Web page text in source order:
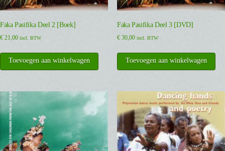
Faka Pasifika Deel 2 [Boek]
€ 21,00 incl. BTW
Toevoegen aan winkelwagen
Faka Pasifika Deel 3 [DVD]
€30,00 incl. BTW
Toevoegen aan winkelwagen